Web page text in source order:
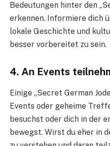
Bedeutungen hinter den
erkennen. Informiere dich
lokale Geschichte und
besser vorbereitet zu sein.
4. An Events
Einige „Secret German
Events oder geheime
besuchst oder dich in der
bewegst. Wirst du eher in